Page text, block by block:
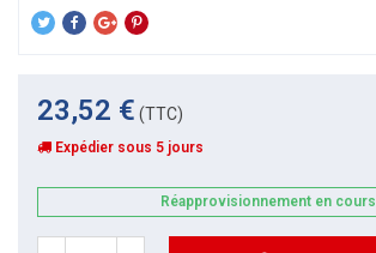
23,52 € (TTC)
Expédier sous 5 jours
Réapprovisionnement en cours